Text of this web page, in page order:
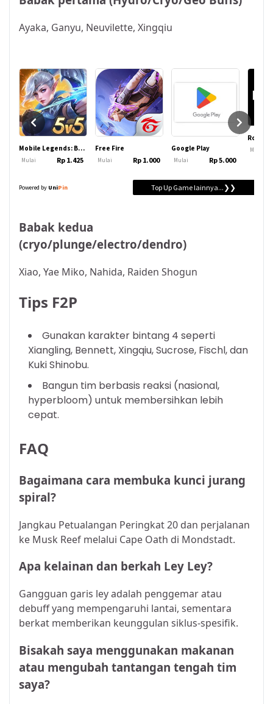
Ayaka, Ganyu, Neuvilette, Xingqiu
Babak kedua
(cryo/plunge/electro/dendro)
Xiao, Yae Miko, Nahida, Raiden Shogun
Tips F2P
Gunakan karakter bintang 4 seperti
Xiangling, Bennett, Xingqiu, Sucrose, Fischl, dan
Kuki Shinobu.
Bangun tim berbasis reaksi (nasional,
hyperbloom) untuk membersihkan lebih
cepat.
FAQ
Bagaimana cara membuka kunci jurang
spiral?
Jangkau Petualangan Peringkat 20 dan perjalanan
ke Musk Reef melalui Cape Oath di Mondstadt.
Apa kelainan dan berkah Ley Ley?
Gangguan garis ley adalah penggemar atau
debuff yang mempengaruhi lantai, sementara
berkat memberikan keunggulan siklus-spesifik.
Bisakah saya menggunakan makanan
atau mengubah tantangan tengah tim
saya?